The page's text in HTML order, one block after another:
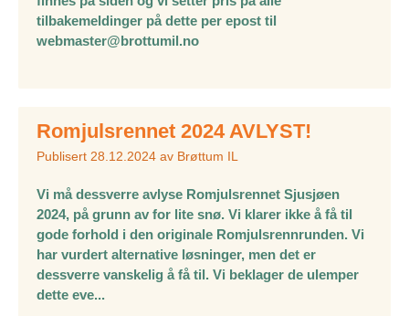
tilbakemeldinger på dette per epost til
webmaster@brottumil.no
Romjulsrennet 2024 AVLYST!
Publisert 28.12.2024 av Brøttum IL
Vi må dessverre avlyse Romjulsrennet Sjusjøen
2024, på grunn av for lite snø. Vi klarer ikke å få til
gode forhold i den originale Romjulsrennrunden. Vi
har vurdert alternative løsninger, men det er
dessverre vanskelig å få til. Vi beklager de ulemper
dette eve...